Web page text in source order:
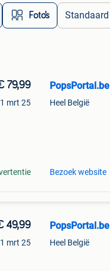
Foto’s
79,99
1 mrt 25
PopsPortal.be
Heel België
Bezoek website
49,99
1 mrt 25
PopsPortal.be
Heel België